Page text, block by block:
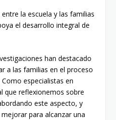
la escuela y las familias
el desarrollo integral de
han destacado
a las familias en el proceso
especialistas en
que reflexionemos sobre
este aspecto, y
para alcanzar una